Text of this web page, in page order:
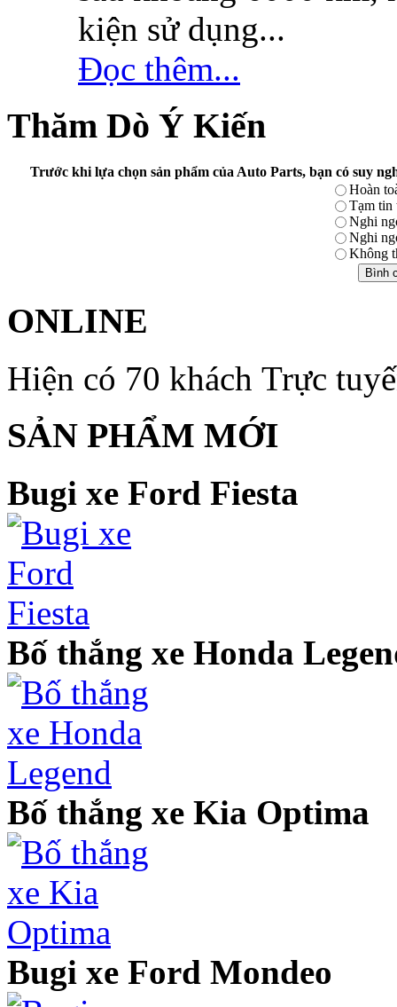
kiện sử dụng...
Đọc thêm...
Thăm Dò Ý Kiến
Trước khi lựa chọn sản phẩm của Auto Parts, bạn có suy
Hoàn
Tạm tin
Nghi
Nghi
Không
ONLINE
Hiện có 70 khách Trực
SẢN PHẨM MỚI
Bugi xe Ford Fiesta
Bố thắng xe Honda
Bố thắng xe Kia Optima
Bugi xe Ford Mondeo